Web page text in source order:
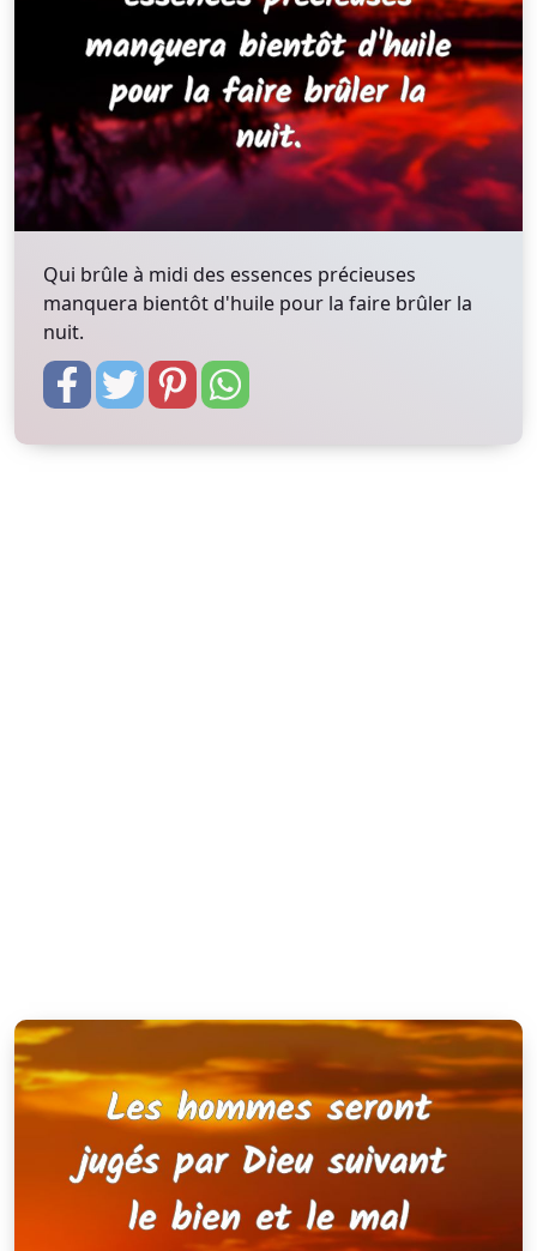
Qui brûle à midi des essences précieuses
manquera bientôt d'huile pour la faire brûler la
nuit.